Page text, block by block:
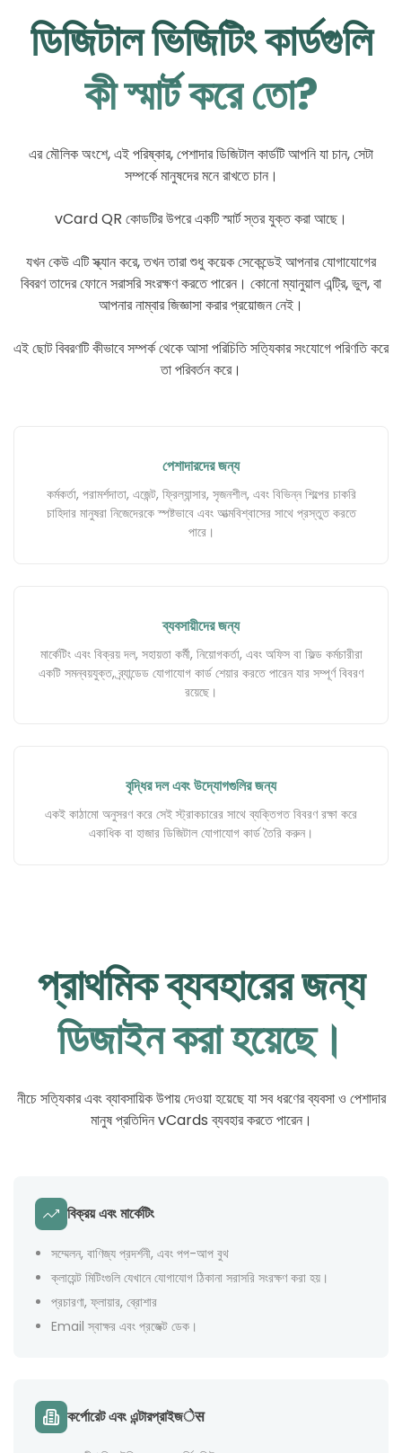
ডিজিটাল ভিজিটিং কার্ডগুলি
কী স্মার্ট করে তো?
এর মৌলিক অংশে, এই পরিষ্কার, পেশাদার ডিজিটাল কার্ডটি আপনি যা চান, সেটা
সম্পর্কে মানুষদের মনে রাখতে চান।
vCard QR কোডটির উপরে একটি স্মার্ট স্তর যুক্ত করা আছে।
যখন কেউ এটি স্ক্যান করে, তখন তারা শুধু কয়েক সেকেন্ডেই আপনার যোগাযোগের
বিবরণ তাদের ফোনে সরাসরি সংরক্ষণ করতে পারেন। কোনো ম্যানুয়াল এন্ট্রি, ভুল, বা
আপনার নাম্বার জিজ্ঞাসা করার প্রয়োজন নেই।
এই ছোট বিবরণটি কীভাবে সম্পর্ক থেকে আসা পরিচিতি সত্যিকার সংযোগে পরিণতি করে
তা পরিবর্তন করে।
পেশাদারদের জন্য
কর্মকর্তা, পরামর্শদাতা, এজেন্ট, ফ্রিল্যান্সার, সৃজনশীল, এবং বিভিন্ন শিল্পের চাকরি
চাহিদার মানুষরা নিজেদেরকে স্পষ্টভাবে এবং আত্মবিশ্বাসের সাথে প্রস্তুত করতে
পারে।
ব্যবসায়ীদের জন্য
মার্কেটিং এবং বিক্রয় দল, সহায়তা কর্মী, নিয়োগকর্তা, এবং অফিস বা ফিল্ড কর্মচারীরা
একটি সমন্বয়যুক্ত, ব্র্যান্ডেড যোগাযোগ কার্ড শেয়ার করতে পারেন যার সম্পূর্ণ বিবরণ
রয়েছে।
বৃদ্ধির দল এবং উদ্যোগগুলির জন্য
একই কাঠামো অনুসরণ করে সেই স্ট্রাকচারের সাথে ব্যক্তিগত বিবরণ রক্ষা করে
একাধিক বা হাজার ডিজিটাল যোগাযোগ কার্ড তৈরি করুন।
প্রাথমিক ব্যবহারের জন্য
ডিজাইন করা হয়েছে।
নীচে সত্যিকার এবং ব্যাবসায়িক উপায় দেওয়া হয়েছে যা সব ধরণের ব্যবসা ও পেশাদার
মানুষ প্রতিদিন vCards ব্যবহার করতে পারেন।
বিক্রয় এবং মার্কেটিং
সম্মেলন, বাণিজ্য প্রদর্শনী, এবং পপ-আপ বুথ
ক্লায়েন্ট মিটিংগুলি যেখানে যোগাযোগ ঠিকানা সরাসরি সংরক্ষণ করা হয়।
প্রচারণা, ফ্লায়ার, ব্রোশার
Email স্বাক্ষর এবং প্রজেক্ট ডেক।
কর্পোরেট এবং এন্টারপ্রাইজेस